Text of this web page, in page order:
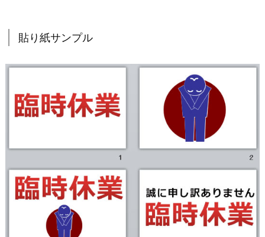
貼り紙サンプル